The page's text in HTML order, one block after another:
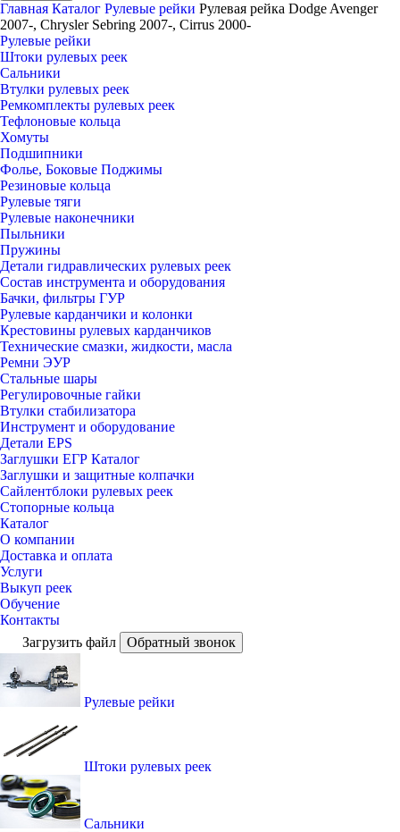
Главная Каталог Рулевые рейки Рулевая рейка Dodge Avenger
2007-, Chrysler Sebring 2007-, Cirrus 2000-
Рулевые рейки
Штоки рулевых реек
Сальники
Втулки рулевых реек
Ремкомплекты рулевых реек
Тефлоновые кольца
Хомуты
Подшипники
Фолье, Боковые Поджимы
Резиновые кольца
Рулевые тяги
Рулевые наконечники
Пыльники
Пружины
Детали гидравлических рулевых реек
Состав инструмента и оборудования
Бачки, фильтры ГУР
Рулевые карданчики и колонки
Крестовины рулевых карданчиков
Технические смазки, жидкости, масла
Ремни ЭУР
Стальные шары
Регулировочные гайки
Втулки стабилизатора
Инструмент и оборудование
Детали EPS
Заглушки ЕГР Каталог
Заглушки и защитные колпачки
Сайлентблоки рулевых реек
Стопорные кольца
Каталог
О компании
Доставка и оплата
Услуги
Выкуп реек
Обучение
Контакты
Загрузить файл
Обратный звонок
Рулевые рейки
Штоки рулевых реек
Сальники